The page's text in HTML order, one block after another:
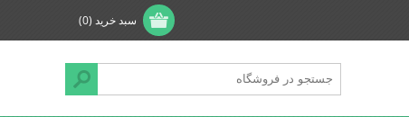
سبد خرید (0)